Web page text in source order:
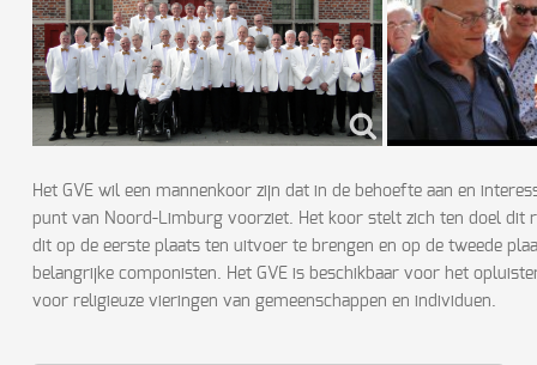
Het GVE wil een mannenkoor zijn dat in de behoefte aan en
punt van Noord-Limburg voorziet. Het koor stelt zich ten doel dit
dit op de eerste plaats ten uitvoer te brengen en op de tweede
belangrijke componisten. Het GVE is beschikbaar voor het
voor religieuze vieringen van gemeenschappen en individuen.